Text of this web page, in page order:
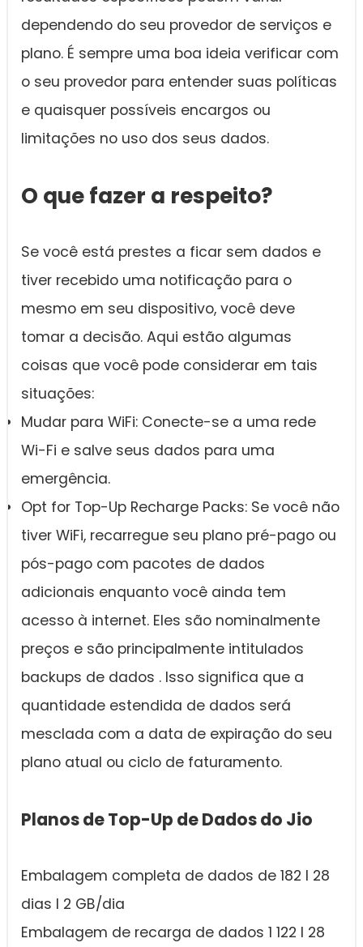
dependendo do seu provedor de serviços e
plano. É sempre uma boa ideia verificar com
o seu provedor para entender suas políticas
e quaisquer possíveis encargos ou
limitações no uso dos seus dados.
O que fazer a respeito?
Se você está prestes a ficar sem dados e
tiver recebido uma notificação para o
mesmo em seu dispositivo, você deve
tomar a decisão. Aqui estão algumas
coisas que você pode considerar em tais
situações:
Mudar para WiFi: Conecte-se a uma rede
Wi-Fi e salve seus dados para uma
emergência.
Opt for Top-Up Recharge Packs: Se você não
tiver WiFi, recarregue seu plano pré-pago ou
pós-pago com pacotes de dados
adicionais enquanto você ainda tem
acesso à internet. Eles são nominalmente
preços e são principalmente intitulados
backups de dados . Isso significa que a
quantidade estendida de dados será
mesclada com a data de expiração do seu
plano atual ou ciclo de faturamento.
Planos de Top-Up de Dados do Jio
Embalagem completa de dados de 182 I 28
dias I 2 GB/dia
Embalagem de recarga de dados 1 122 I 28